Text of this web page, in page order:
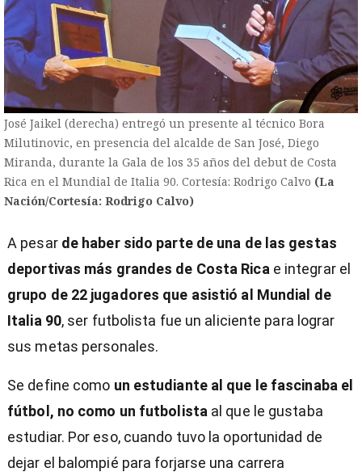
José Jaikel (derecha) entregó un presente al técnico Bora
Milutinovic, en presencia del alcalde de San José, Diego
Miranda, durante la Gala de los 35 años del debut de Costa
Rica en el Mundial de Italia 90. Cortesía: Rodrigo Calvo (La
Nación/Cortesía: Rodrigo Calvo)
A pesar de haber sido parte de una de las gestas
deportivas más grandes de Costa Rica e integrar el
grupo de 22 jugadores que asistió al Mundial de
Italia 90, ser futbolista fue un aliciente para lograr
sus metas personales.
Se define como un estudiante al que le fascinaba el
fútbol, no como un futbolista al que le gustaba
estudiar. Por eso, cuando tuvo la oportunidad de
dejar el balompié para forjarse una carrera